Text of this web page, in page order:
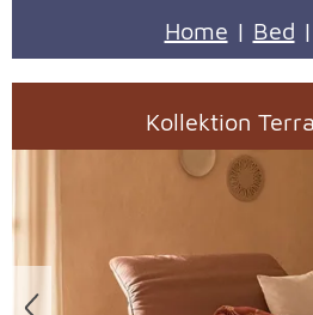
Home | Bed |
Kollektion